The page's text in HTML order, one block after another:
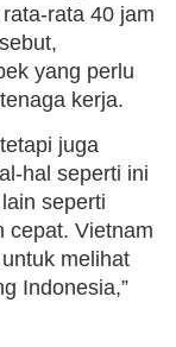
rata 40 jam
yang perlu
kerja.
juga
hal seperti ini
seperti
cepat. Vietnam
melihat
Indonesia,”